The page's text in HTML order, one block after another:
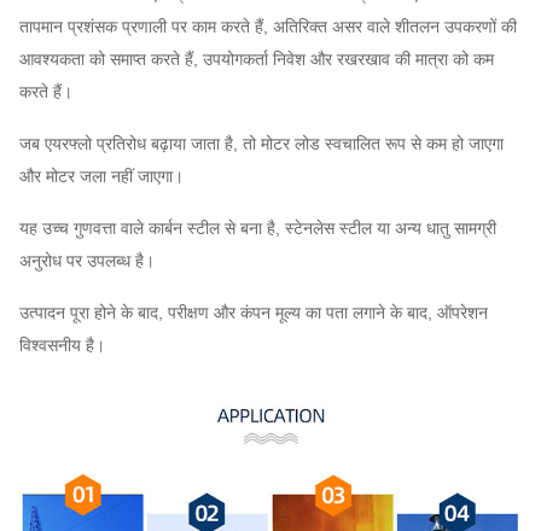
तापमान प्रशंसक प्रणाली पर काम करते हैं, अतिरिक्त असर वाले शीतलन उपकरणों की
आवश्यकता को समाप्त करते हैं, उपयोगकर्ता निवेश और रखरखाव की मात्रा को कम
करते हैं।
जब एयरफ्लो प्रतिरोध बढ़ाया जाता है, तो मोटर लोड स्वचालित रूप से कम हो जाएगा
और मोटर जला नहीं जाएगा।
यह उच्च गुणवत्ता वाले कार्बन स्टील से बना है, स्टेनलेस स्टील या अन्य धातु सामग्री
अनुरोध पर उपलब्ध है।
उत्पादन पूरा होने के बाद, परीक्षण और कंपन मूल्य का पता लगाने के बाद, ऑपरेशन
विश्वसनीय है।